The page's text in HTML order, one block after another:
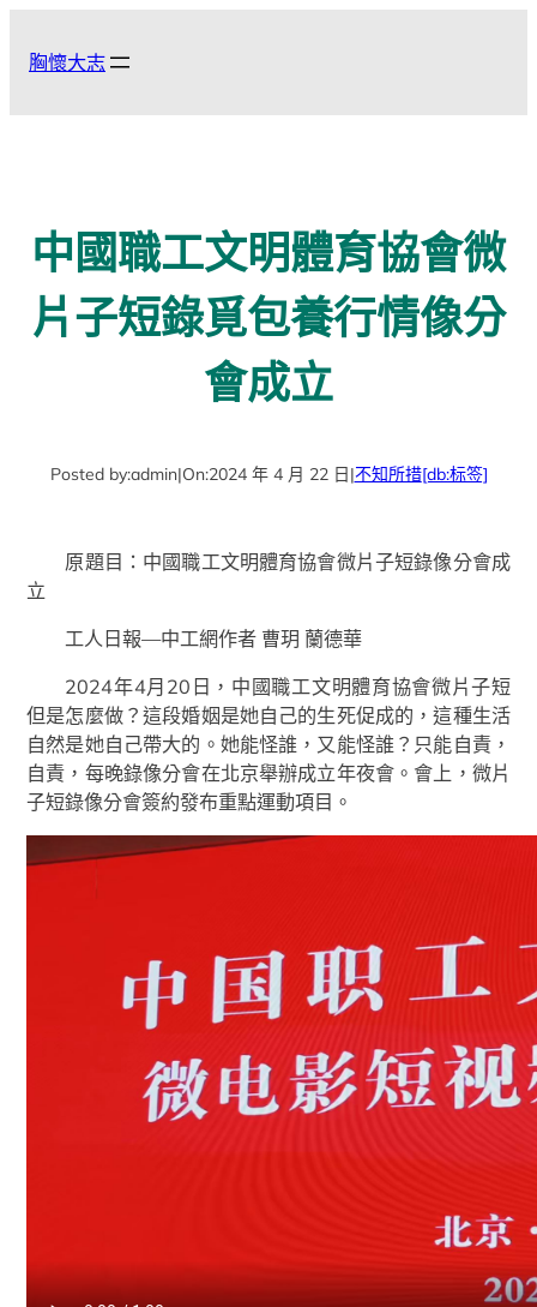
胸懷大志
中國職工文明體育協會微
片子短錄覓包養行情像分
會成立
Posted by:admin|On:2024 年 4 月 22 日|不知所措[db:标签]
原題目：中國職工文明體育協會微片子短錄像分會成
立
工人日報—中工網作者 曹玥 蘭德華
2024年4月20日，中國職工文明體育協會微片子短
但是怎麼做？這段婚姻是她自己的生死促成的，這種生活
自然是她自己帶大的。她能怪誰，又能怪誰？只能自責，
自責，每晚錄像分會在北京舉辦成立年夜會。會上，微片
子短錄像分會簽約發布重點運動項目。